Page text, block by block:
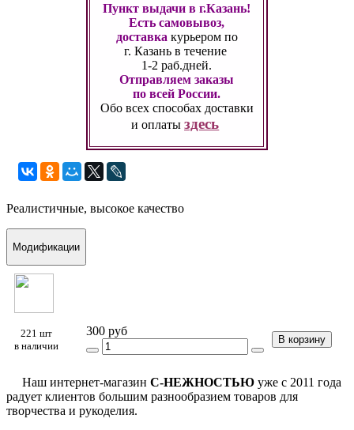
Пункт выдачи в г.Казань!
Есть самовывоз,
доставка курьером по
г. Казань в течение
1-2 раб.дней.
Отправляем заказы
по всей России.
Обо всех способах доставки
и оплатыздесь
Реалистичные, высокое качество
Модификации
221 шт
в наличии
300 руб
В корзину
Наш интернет-магазин С-НЕЖНОСТЬЮ уже с 2011 года
радует клиентов большим разнообразием товаров для
творчества и рукоделия.